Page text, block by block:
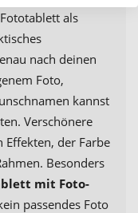
als
nach deinen
Foto,
kannst
Verschönere
der Farbe
Besonders
mit Foto-
passendes Foto